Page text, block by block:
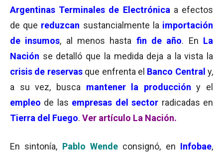
Argentinas Terminales de Electrónica a efectos
de que reduzcan sustancialmente la importación
de insumos, al menos hasta fin de año. En La
Nación se detalló que la medida deja a la vista la
crisis de reservasque enfrenta el Banco Central y,
a su vez, busca mantener la producción y el
empleo de las empresas del sector radicadas en
Tierra del Fuego. Ver artículo La Nación.
En sintonía, Pablo Wende consignó, en Infobae,